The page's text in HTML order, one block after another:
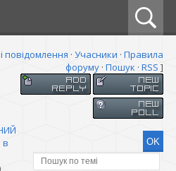
повідомлення · Учасники · Правила
форуму · Пошук · RSS ]
в